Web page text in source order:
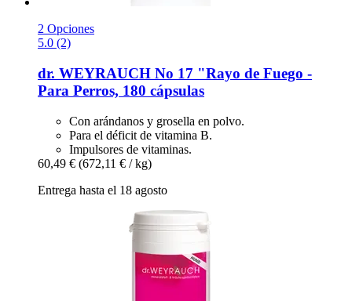
2 Opciones
5.0 (2)
dr. WEYRAUCH No 17 "Rayo de Fuego -​
Para Perros, 180 cápsulas
Con arándanos y grosella en polvo.
Para el déficit de vitamina B.
Impulsores de vitaminas.
60,49 € (672,11 € / kg)
Entrega hasta el 18 agosto